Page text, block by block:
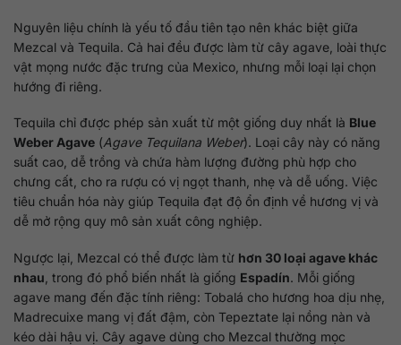
Nguyên liệu chính là yếu tố đầu tiên tạo nên khác biệt giữa
Mezcal và Tequila. Cả hai đều được làm từ cây agave, loài thực
vật mọng nước đặc trưng của Mexico, nhưng mỗi loại lại chọn
hướng đi riêng.
Tequila chỉ được phép sản xuất từ một giống duy nhất là Blue
Weber Agave (Agave Tequilana Weber). Loại cây này có năng
suất cao, dễ trồng và chứa hàm lượng đường phù hợp cho
chưng cất, cho ra rượu có vị ngọt thanh, nhẹ và dễ uống. Việc
tiêu chuẩn hóa này giúp Tequila đạt độ ổn định về hương vị và
dễ mở rộng quy mô sản xuất công nghiệp.
Ngược lại, Mezcal có thể được làm từ hơn 30 loại agave khác
nhau , trong đó phổ biến nhất là giống Espadín. Mỗi giống
agave mang đến đặc tính riêng: Tobalá cho hương hoa dịu nhẹ,
Madrecuixe mang vị đất đậm, còn Tepeztate lại nồng nàn và
kéo dài hậu vị. Cây agave dùng cho Mezcal thường mọc